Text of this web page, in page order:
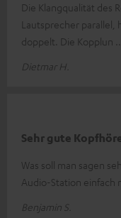
Die Klangqualität des
Lautsprecher
doppelt. Die Kopplun
Dietmar H.
Sehr gute
Was soll man sagen
Audio-Station einfach
Benjamin S.